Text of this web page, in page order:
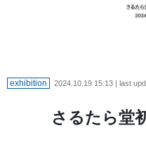
exhibition 2024.10.19 15:13 | last
さるたら堂